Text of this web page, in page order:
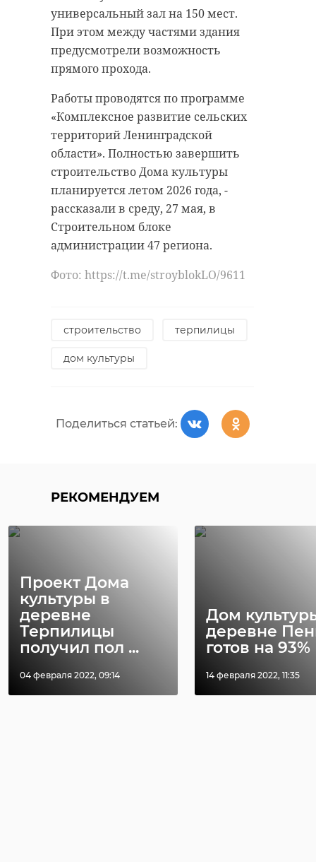
универсальный зал на 150 мест.
При этом между частями здания
предусмотрели возможность
прямого прохода.
Работы проводятся по программе
«Комплексное развитие сельских
территорий Ленинградской
области». Полностью завершить
строительство Дома культуры
планируется летом 2026 года, -
рассказали в среду, 27 мая, в
Строительном блоке
администрации 47 региона.
Фото: https://t.me/stroyblokLO/9611
строительство терпилицы
дом культуры
Поделиться статьей:
РЕКОМЕНДУЕМ
Проект Дома
культуры в
деревне
Терпилицы
получил пол ...
04 февраля 2022, 09:14
Дом
деревне
готов на 93%
14 февраля 2022, 11:35